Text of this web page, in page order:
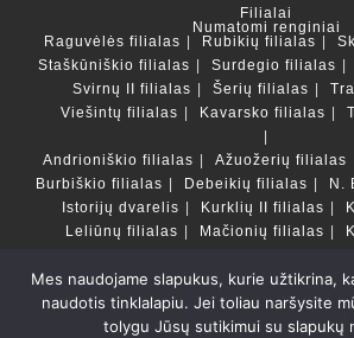
Filialai
Numatomi renginiai
Raguvėlės filialas
Rubikių filialas
Staškūniškio filialas
Surdegio filialas
Svirnų II filialas
Šerių filialas
Viešintų filialas
Kavarsko filialas
Andrioniškio filialas Ažuožerių filialas
Burbiškio filialas
Debeikių filialas
N.
Istorijų dvarelis
Kurklių II filialas
Leliūnų filialas
Mačionių filialas
Duomenų bazės ir katalogai
Copyright © Anykščių rajono
Mes naudojame slapukus, kurie užtikrina,
naudotis tinklalapiu. Jei toliau naršysite
tolygu Jūsų sutikimui su slapukų